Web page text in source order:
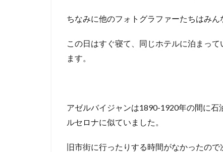
ちなみに他のフォトグラファーたちはみ
この日はすぐ寝て、同じホテルに泊まっ
ます。
アゼルバイジャンは1890-1920年の間に
ルセロナに似ていました。
旧市街に行ったりする時間がなかったの